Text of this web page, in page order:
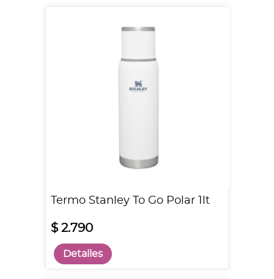
Termo Stanley To Go Polar 1lt
$ 2.790
Detalles